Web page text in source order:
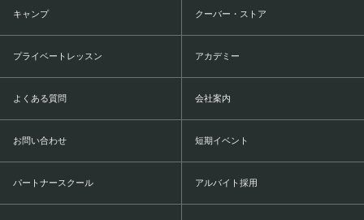
キャンプ クーバー・ストア
プライベートレッスン アカデミー
よくある質問 会社案内
お問い合わせ 短期イベント
パートナースクール アルバイト採用